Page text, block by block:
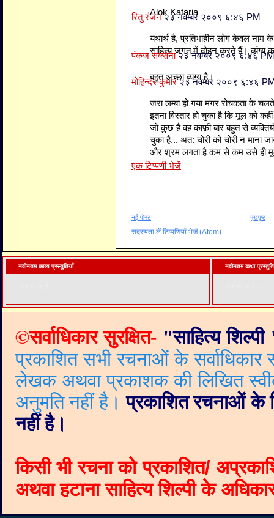
Alok Kataria
रितु रंजन २३ नवम्बर २००९ ६:४६ PM
यथार्थ है, प्रतिभाहीन लोग केवल नाम
साहित्य जगत में दोहन करते हैं। व्यंग्य
पंकज सक्सेना२३ नवम्बर २००९ ६:४६ PM
बहुत अच्छा व्यंग्य है।
मोहिन्दर कुमार २३ नवम्बर २००९ ६:४६
जरा लम्बा हो गया मगर रोचकता के
इतना विस्तार हो चुका है कि मूल को
जो कुछ है वह काफ़ी बार बहुत से
चुका है... अत: चोरी को चोरी न माना
और श्रम लगता है कम से कम उसे ही
एक टिप्पणी भेजें
नई पोस्ट मुखपृष्ठ
सदस्यता लें टिप्पणियाँ भेजें (Atom)
नवीनतम काव्य प्रस्तुतियाँ नवीनतम कथा
©सर्वाधिकार सुरक्षित- "साहित्य शिल्पी
प्रकाशित सभी रचनाओं के
लेखक अथवा प्रकाशक की लिखित
अनुमति नहीं है। प्रकाशित रचनाओं के
नहीं है।
किसी भी रचना को प्रकाशित/
अथवा हटाना साहित्य शिल्पी के